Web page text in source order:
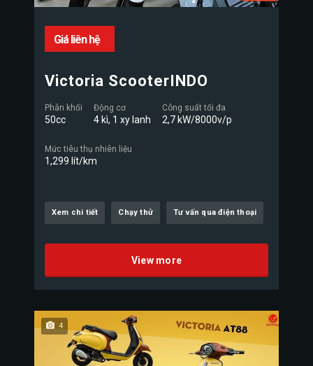
Giá liên hệ
Victoria ScooterINDO
Phân khối
50cc
Động cơ
4 kì, 1 xy lanh
Công suất tối đa
2,7 kW/8000v/p
Mức tiêu thụ nhiên liệu
1,299 lít/km
Xem chi tiết Chạy thử Tư vấn qua điện thoại
View more
4